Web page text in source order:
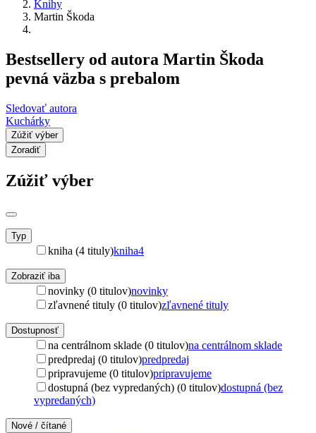
Knihy
Martin Škoda
Bestsellery od autora Martin Škoda
pevná väzba s prebalom
Sledovať autora
Kuchárky
Zúžiť výber
Zoradiť
Zúžiť výber
Typ
kniha (4 tituly)kniha4
Zobraziť iba
novinky (0 titulov)novinky
zľavnené tituly (0 titulov)zľavnené tituly
Dostupnosť
na centrálnom sklade (0 titulov)na centrálnom sklade
predpredaj (0 titulov)predpredaj
pripravujeme (0 titulov)pripravujeme
dostupná (bez vypredaných) (0 titulov)dostupná (bez
vypredaných)
Nové / čítané